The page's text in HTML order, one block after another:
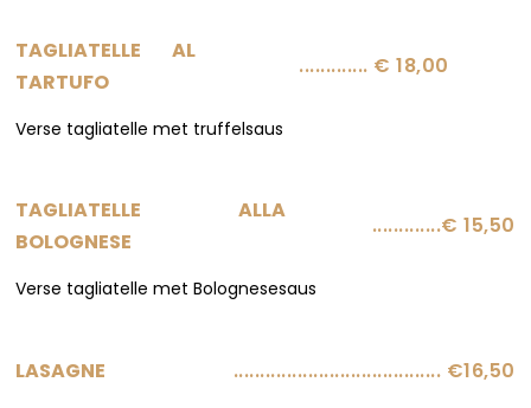
TAGLIATELLE AL
TARTUFO
............. € 18,00
Verse tagliatelle met truffelsaus
TAGLIATELLE ALLA
BOLOGNESE
.............€ 15,50
Verse tagliatelle met Bolognesesaus
LASAGNE ....................................... €16,50